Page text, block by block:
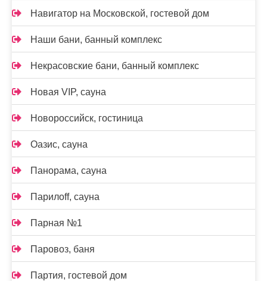
Навигатор на Московской, гостевой дом
Наши бани, банный комплекс
Некрасовские бани, банный комплекс
Новая VIP, сауна
Новороссийск, гостиница
Оазис, сауна
Панорама, сауна
Парилоff, сауна
Парная №1
Паровоз, баня
Партия, гостевой дом